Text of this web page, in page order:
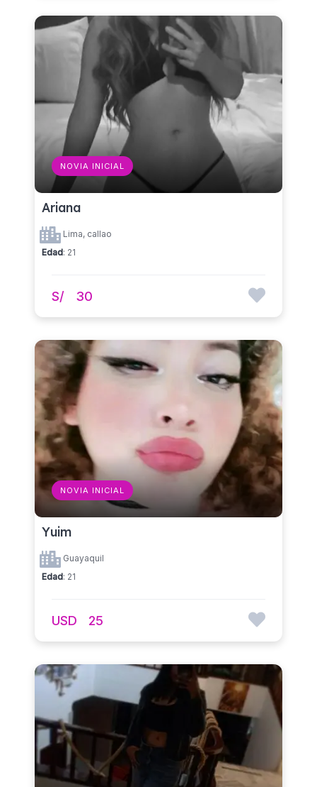
NOVIA INICIAL
Ariana
Lima, callao
Edad: 21
S/ 30
NOVIA INICIAL
Yuim
Guayaquil
Edad: 21
USD 25